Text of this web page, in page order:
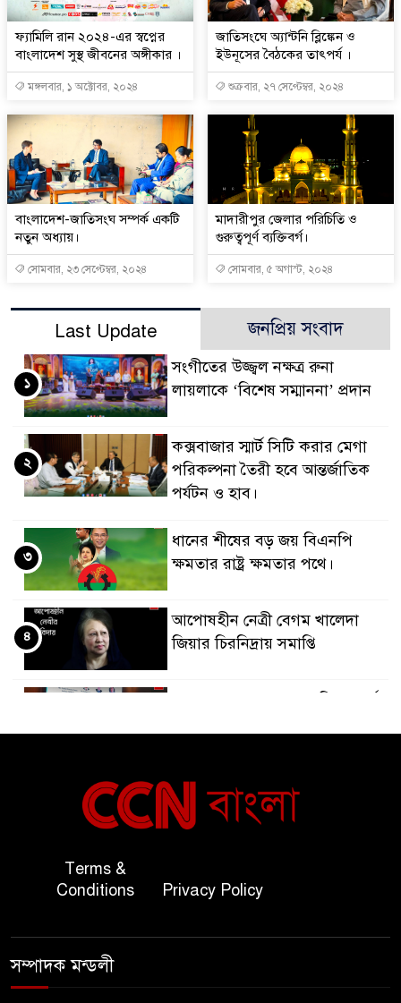
ফ্যামিলি রান ২০২৪-এর স্বপ্নের
বাংলাদেশ সুস্থ জীবনের অঙ্গীকার ।
মঙ্গলবার, ১ অক্টোবর, ২০২৪
জাতিসংঘে অ্যান্টনি ব্লিঙ্কেন ও
ইউনূসের বৈঠকের তাৎপর্য ।
শুক্রবার, ২৭ সেপ্টেম্বর, ২০২৪
বাংলাদেশ-জাতিসংঘ সম্পর্ক একটি
নতুন অধ্যায়।
সোমবার, ২৩ সেপ্টেম্বর, ২০২৪
মাদারীপুর জেলার পরিচিতি ও
গুরুত্বপূর্ণ ব্যক্তিবর্গ।
সোমবার, ৫ অগাস্ট, ২০২৪
Last Update জনপ্রিয় সংবাদ
সংগীতের উজ্জ্বল নক্ষত্র রুনা
লায়লাকে ‘বিশেষ সম্মাননা’ প্রদান
১
কক্সবাজার স্মার্ট সিটি করার মেগা
পরিকল্পনা তৈরী হবে আন্তর্জাতিক
পর্যটন ও হাব।
২
ধানের শীষের বড় জয় বিএনপি
ক্ষমতার রাষ্ট্র ক্ষমতার পথে।
৩
আপোষহীন নেত্রী বেগম খালেদা
জিয়ার চিরনিদ্রায় সমাপ্তি
৪
বাংলাদেশ ও কুয়েত: সেনাপ্রধান এবং
সহ-পররাষ্ট্রমন্ত্রীর সৌজন্য সাক্ষাৎ
অতিরিক্ত পুলিশ মহাপরিদর্শক
বিপিআই-এর জ্বালানি প্রশিক্ষণ
Terms &
Conditions
Privacy Policy
সম্পাদক মন্ডলী